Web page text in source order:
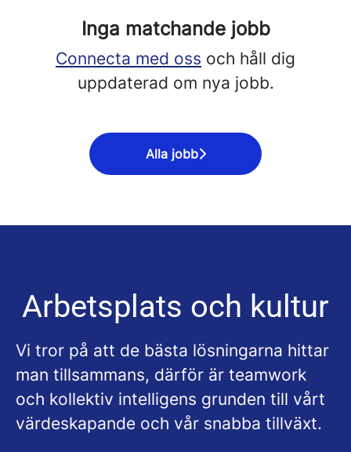
Inga matchande jobb
Connecta med oss och håll dig
uppdaterad om nya jobb.
Alla jobb
Arbetsplats och kultur
Vi tror på att de bästa lösningarna hittar
man tillsammans, därför är teamwork
och kollektiv intelligens grunden till vårt
värdeskapande och vår snabba tillväxt.